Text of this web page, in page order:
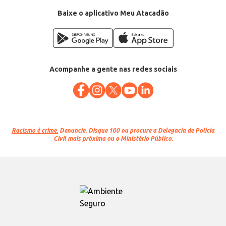
Baixe o aplicativo Meu Atacadão
Acompanhe a gente nas redes sociais
Racismo é crime. Denuncie. Disque 100 ou procure a Delegacia de Polícia
Civil mais próxima ou o Ministério Público.